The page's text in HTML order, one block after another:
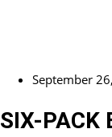
September
SIX-PACK